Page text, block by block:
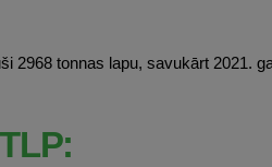
2968 tonnas lapu, savukārt 2021.